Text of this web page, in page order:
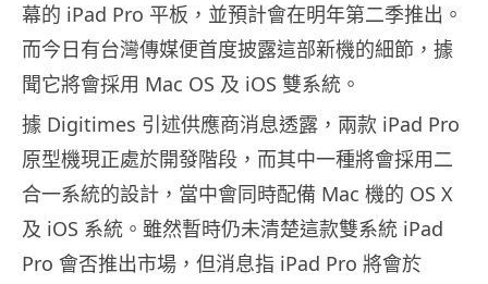
幕的 iPad Pro 平板，並預計會在明年第二季推出。
而今日有台灣傳媒便首度披露這部新機的細節，據
聞它將會採用 Mac OS 及 iOS 雙系統。
據 Digitimes 引述供應商消息透露，兩款 iPad Pro
原型機現正處於開發階段，而其中一種將會採用二
合一系統的設計，當中會同時配備 Mac 機的 OS X
及 iOS 系統。雖然暫時仍未清楚這款雙系統 iPad
Pro 會否推出市場，但消息指 iPad Pro 將會於